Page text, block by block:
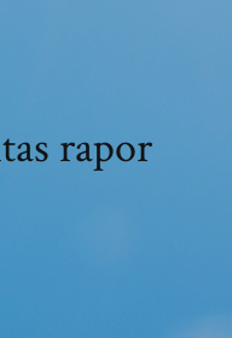
rapor